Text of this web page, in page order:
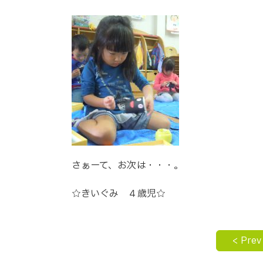
さぁーて、お次は・・・。
☆きいぐみ ４歳児☆
< Prev